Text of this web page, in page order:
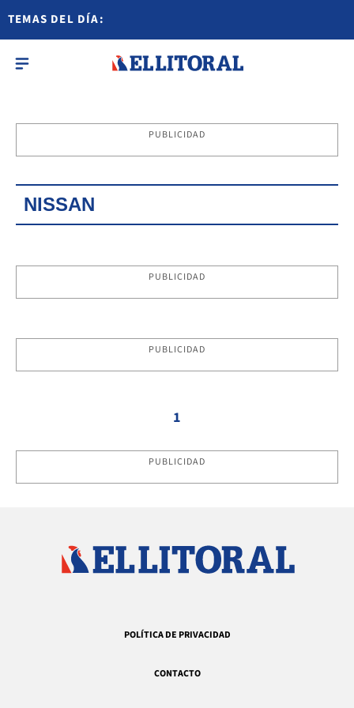
TEMAS DEL DÍA:
PUBLICIDAD
NISSAN
PUBLICIDAD
PUBLICIDAD
1
PUBLICIDAD
POLÍTICA DE PRIVACIDAD
CONTACTO